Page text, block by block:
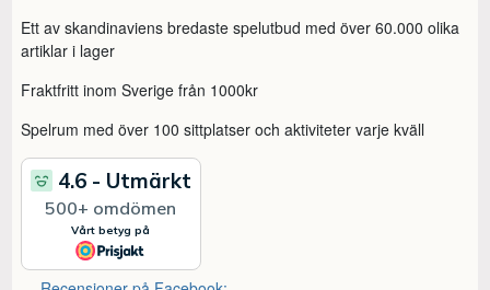
Ett av skandinaviens bredaste spelutbud med över 60.000 olika
artiklar i lager
Fraktfritt inom Sverige från 1000kr
Spelrum med över 100 sittplatser och aktiviteter varje kväll